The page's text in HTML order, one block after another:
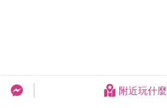
台中旅遊網 FB Chat 附近玩什麼